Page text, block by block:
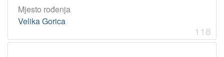
Mjesto rođenja
Velika Gorica
118